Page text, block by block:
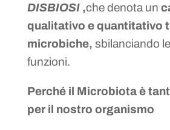
DISBIOSI,che denota un
qualitativo e quantitativo
microbiche, sbilanciando
funzioni.
Perché il Microbiota è
per il nostro organismo